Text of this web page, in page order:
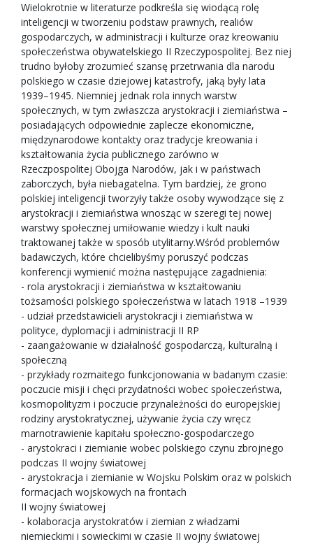
Wielokrotnie w literaturze podkreśla się wiodącą rolę
inteligencji w tworzeniu podstaw prawnych, realiów
gospodarczych, w administracji i kulturze oraz kreowaniu
społeczeństwa obywatelskiego II Rzeczypospolitej. Bez niej
trudno byłoby zrozumieć szansę przetrwania dla narodu
polskiego w czasie dziejowej katastrofy, jaką były lata
1939–1945. Niemniej jednak rola innych warstw
społecznych, w tym zwłaszcza arystokracji i ziemiaństwa –
posiadających odpowiednie zaplecze ekonomiczne,
międzynarodowe kontakty oraz tradycje kreowania i
kształtowania życia publicznego zarówno w
Rzeczpospolitej Obojga Narodów, jak i w państwach
zaborczych, była niebagatelna. Tym bardziej, że grono
polskiej inteligencji tworzyły także osoby wywodzące się z
arystokracji i ziemiaństwa wnosząc w szeregi tej nowej
warstwy społecznej umiłowanie wiedzy i kult nauki
traktowanej także w sposób utylitarny.Wśród problemów
badawczych, które chcielibyśmy poruszyć podczas
konferencji wymienić można następujące zagadnienia:
- rola arystokracji i ziemiaństwa w kształtowaniu
tożsamości polskiego społeczeństwa w latach 1918 –1939
- udział przedstawicieli arystokracji i ziemiaństwa w
polityce, dyplomacji i administracji II RP
- zaangażowanie w działalność gospodarczą, kulturalną i
społeczną
- przykłady rozmaitego funkcjonowania w badanym czasie:
poczucie misji i chęci przydatności wobec społeczeństwa,
kosmopolityzm i poczucie przynależności do europejskiej
rodziny arystokratycznej, używanie życia czy wręcz
marnotrawienie kapitału społeczno-gospodarczego
- arystokraci i ziemianie wobec polskiego czynu zbrojnego
podczas II wojny światowej
- arystokracja i ziemianie w Wojsku Polskim oraz w polskich
formacjach wojskowych na frontach
II wojny światowej
- kolaboracja arystokratów i ziemian z władzami
niemieckimi i sowieckimi w czasie II wojny światowej